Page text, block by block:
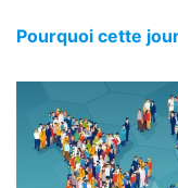
Pourquoi cette